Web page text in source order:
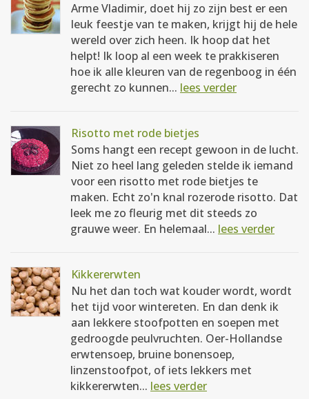
Arme Vladimir, doet hij zo zijn best er een
leuk feestje van te maken, krijgt hij de hele
wereld over zich heen. Ik hoop dat het
helpt! Ik loop al een week te prakkiseren
hoe ik alle kleuren van de regenboog in één
gerecht zo kunnen... lees verder
Risotto met rode bietjes
Soms hangt een recept gewoon in de lucht.
Niet zo heel lang geleden stelde ik iemand
voor een risotto met rode bietjes te
maken. Echt zo'n knal rozerode risotto. Dat
leek me zo fleurig met dit steeds zo
grauwe weer. En helemaal... lees verder
Kikkererwten
Nu het dan toch wat kouder wordt, wordt
het tijd voor wintereten. En dan denk ik
aan lekkere stoofpotten en soepen met
gedroogde peulvruchten. Oer-Hollandse
erwtensoep, bruine bonensoep,
linzenstoofpot, of iets lekkers met
kikkererwten... lees verder